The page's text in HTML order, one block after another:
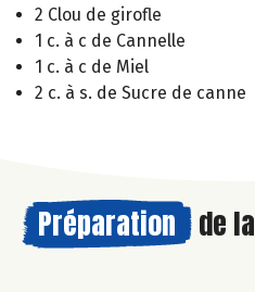
2 Clou de girofle
1 c. à c de Cannelle
1 c. à c de Miel
2 c. à s. de Sucre de canne
Préparation de la